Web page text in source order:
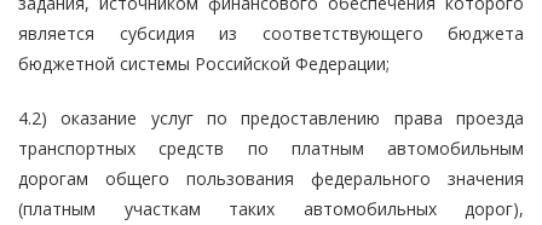
является субсидия из соответствующего бюджета
бюджетной системы Российской Федерации;
4.2) оказание услуг по предоставлению права проезда
транспортных средств по платным автомобильным
дорогам общего пользования федерального значения
(платным участкам таких автомобильных дорог),